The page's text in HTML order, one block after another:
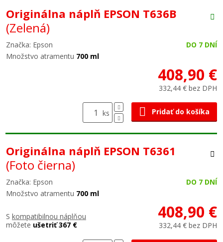
Originálna náplň EPSON T636B
(Zelená)
Značka: Epson
DO 7 DNÍ
Množstvo atramentu 700 ml
408,90 €
332,44 € bez DPH
ks Pridať do košíka
Originálna náplň EPSON T6361
(Foto čierna)
Značka: Epson
DO 7 DNÍ
Množstvo atramentu 700 ml
S kompatibilnou náplňou
môžete ušetriť 367 €
408,90 €
332,44 € bez DPH